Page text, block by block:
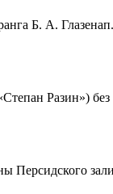
Б. А.
Разин»)
Персидского